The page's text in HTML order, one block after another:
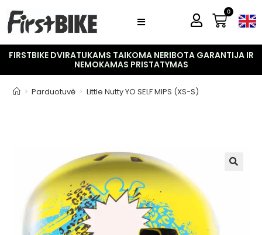
0
FIRSTBIKE DVIRATUKAMS TAIKOMA NERIBOTA GARANTIJA IR
NEMOKAMAS PRISTATYMAS
> Parduotuvė > Little Nutty YO SELF MIPS (XS-S)